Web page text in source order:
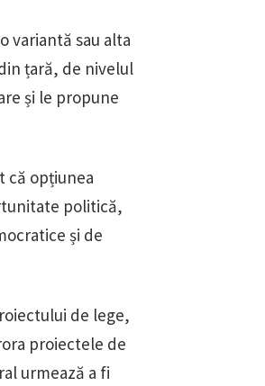
variantă sau alta
țară, de nivelul
și le propune
că opțiunea
politică,
și de
de lege,
proiectele de
urmează a fi